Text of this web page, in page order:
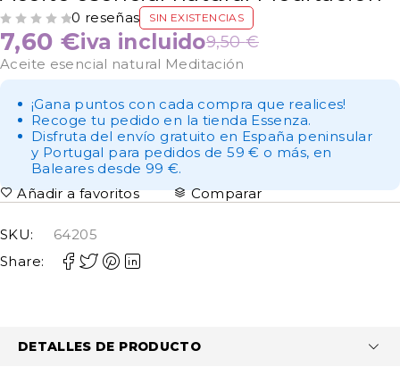
0 reseñas SIN EXISTENCIAS
9,50€
7,60 €iva incluido
Aceite esencial natural Meditación
¡Gana puntos con cada compra que realices!
Recoge tu pedido en la tienda Essenza.
Disfruta del envío gratuito en España peninsular
y Portugal para pedidos de 59 € o más, en
Baleares desde 99 €.
Añadir a favoritos
Comparar
SKU:
64205
Share:
DETALLES DE PRODUCTO